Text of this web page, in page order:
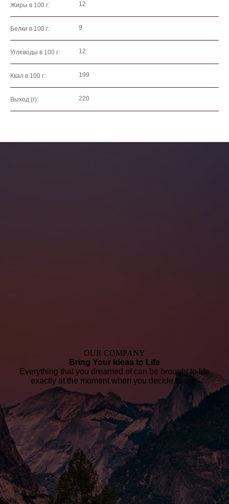
Жиры в 100 г: 12
Белки в 100 г: 9
Углеводы в 100 г: 12
Ккал в 100 г: 199
Выход (г): 220
OUR COMPANY
Bring Your Ideas to Life
Everything that you dreamed of can be brought to life
exactly at the moment when you decide to win.